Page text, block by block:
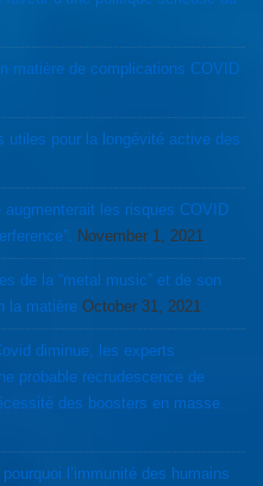
matière de complications COVID
utiles pour la longévité active des
les risques COVID
November 1, 2021
de la “metal music” et de son
la matière October 31, 2021
diminue, les experts
probable recrudescence de
des boosters en masse.
l’immunité des humains